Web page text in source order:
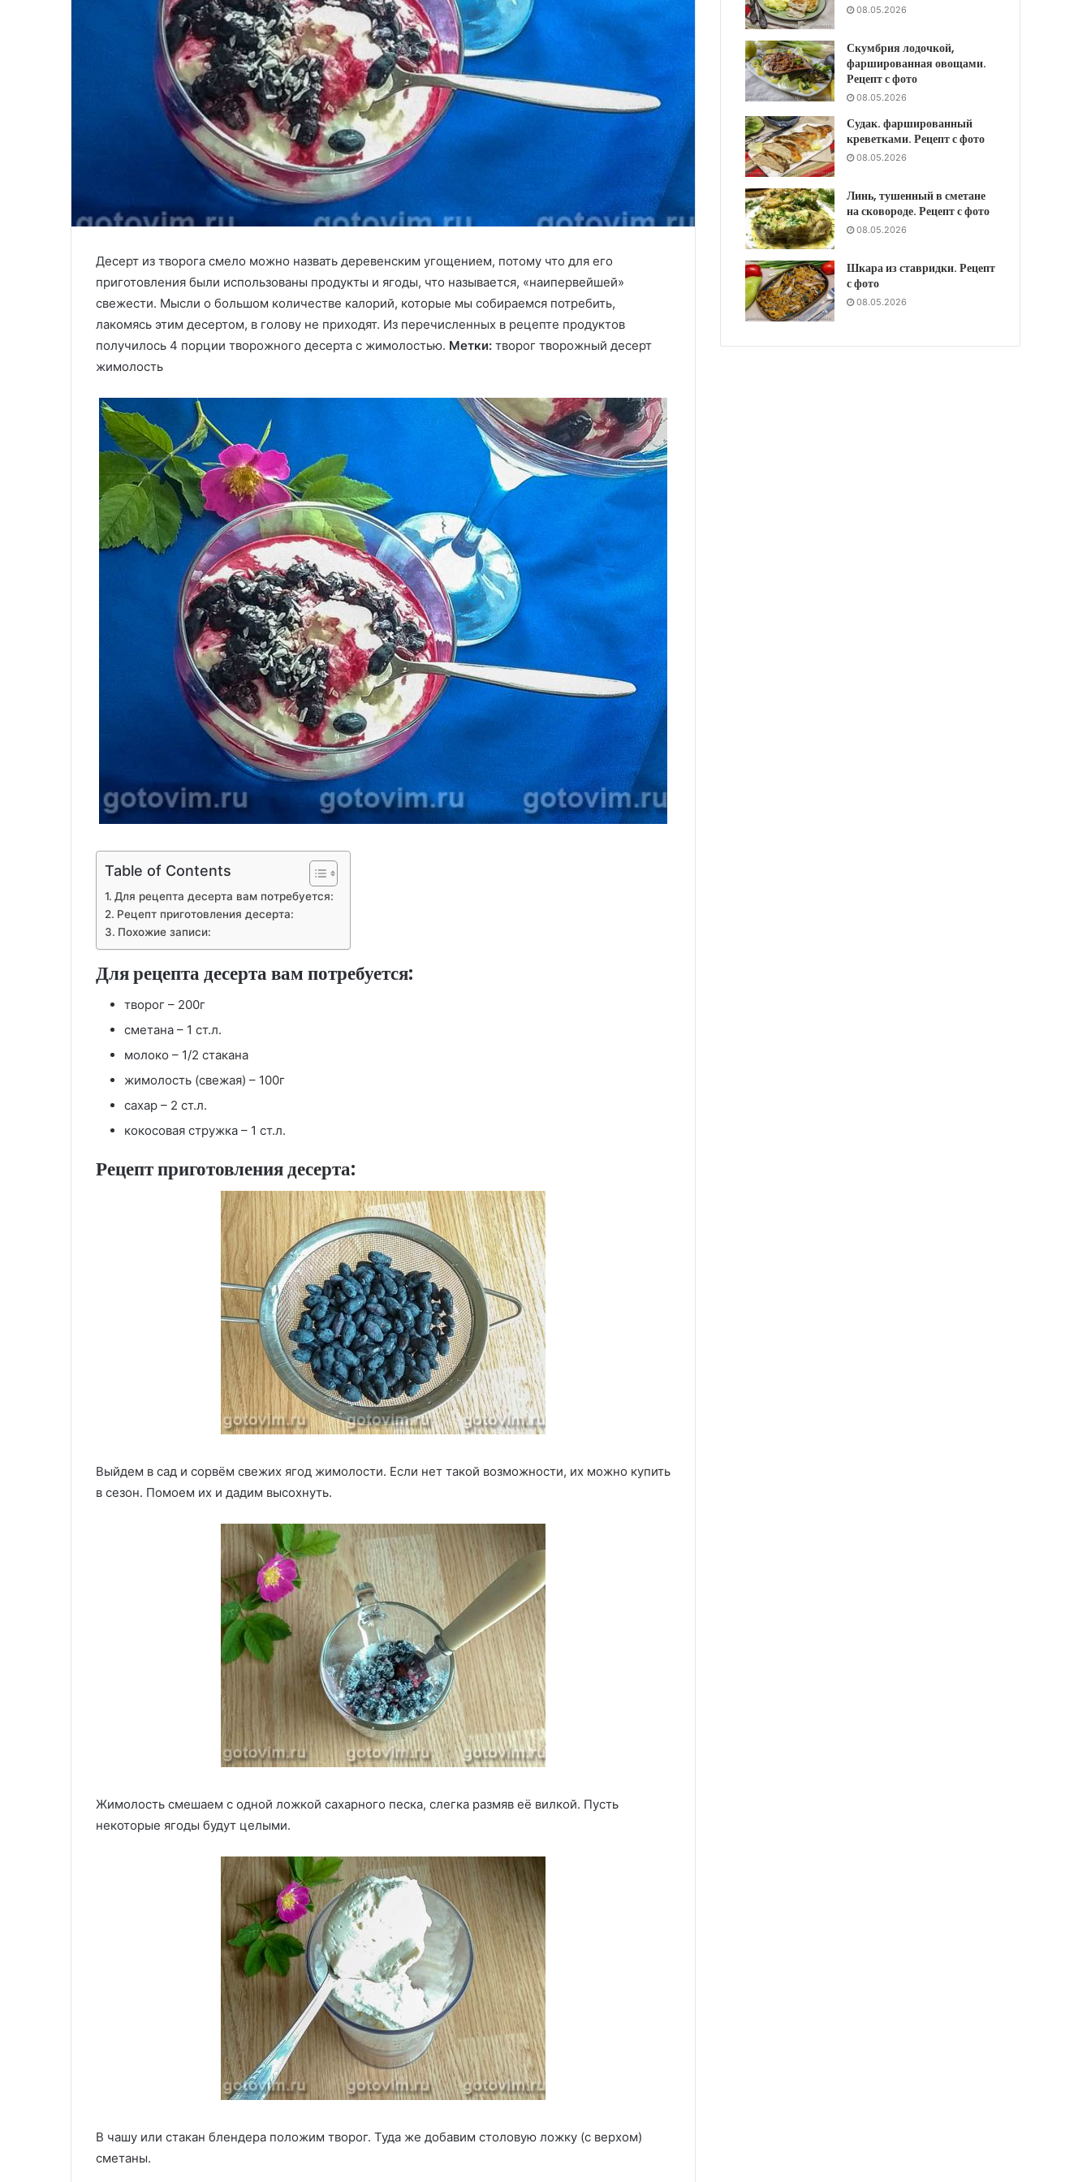
Десерт из творога смело можно назвать деревенским угощением, потому что для его
приготовления были использованы продукты и ягоды, что называется, «наипервейшей»
свежести. Мысли о большом количестве калорий, которые мы собираемся потребить,
лакомясь этим десертом, в голову не приходят. Из перечисленных в рецепте продуктов
получилось 4 порции творожного десерта с жимолостью. Метки: творог творожный десерт
жимолость
Table of Contents
Для рецепта десерта вам потребуется:
Рецепт приготовления десерта:
Похожие записи:
Для рецепта десерта вам потребуется:
творог – 200г
сметана – 1 ст.л.
молоко – 1/2 стакана
жимолость (свежая) – 100г
сахар – 2 ст.л.
кокосовая стружка – 1 ст.л.
Рецепт приготовления десерта:
Выйдем в сад и сорвём свежих ягод жимолости. Если нет такой возможности, их можно купить
в сезон. Помоем их и дадим высохнуть.
Жимолость смешаем с одной ложкой сахарного песка, слегка размяв её вилкой. Пусть
некоторые ягоды будут целыми.
В чашу или стакан блендера положим творог. Туда же добавим столовую ложку (с верхом)
сметаны.
08.05.2026
Скумбрия лодочкой,
фаршированная овощами.
Рецепт с фото
08.05.2026
Судак. фаршированный
креветками. Рецепт с фото
08.05.2026
Линь, тушенный в сметане
на сковороде. Рецепт с фото
08.05.2026
Шкара из ставридки. Рецепт
с фото
08.05.2026